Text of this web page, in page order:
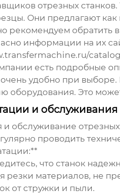
отрезных станков.
Они предлагают как
рекомендуем
информации на их
есть подробные
удобно при
оборудования. Это
и обслуживания
и обслуживание
проводить
что станок
резки материалов, не
от стружки и пыли.